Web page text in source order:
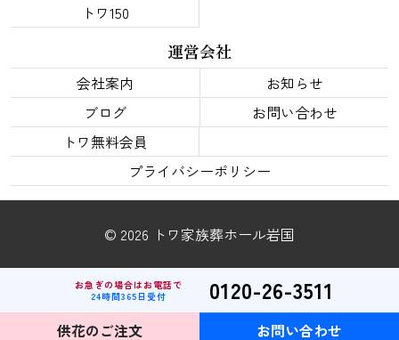
トワ150
運営会社
会社案内
お知らせ
ブログ
お問い合わせ
トワ無料会員
プライバシーポリシー
© 2026 トワ家族葬ホール岩国
お急ぎの場合はお電話で
24時間365日受付
0120-26-3511
供花のご注文 お問い合わせ